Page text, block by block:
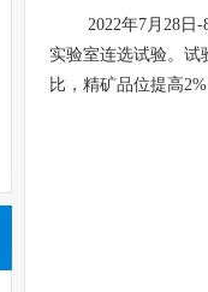
2022年7月28日-8
实验室连选试验。
比，精矿品位提高